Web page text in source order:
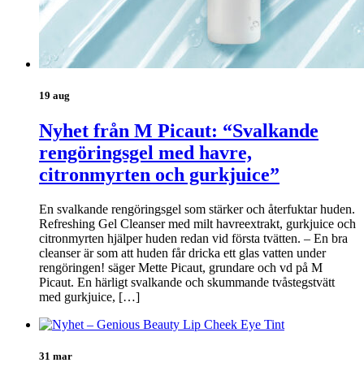
19 aug
Nyhet från M Picaut: “Svalkande
rengöringsgel med havre,
citronmyrten och gurkjuice”
En svalkande rengöringsgel som stärker och återfuktar huden.
Refreshing Gel Cleanser med milt havreextrakt, gurkjuice och
citronmyrten hjälper huden redan vid första tvätten. – En bra
cleanser är som att huden får dricka ett glas vatten under
rengöringen! säger Mette Picaut, grundare och vd på M
Picaut. En härligt svalkande och skummande tvåstegstvätt
med gurkjuice, […]
31 mar